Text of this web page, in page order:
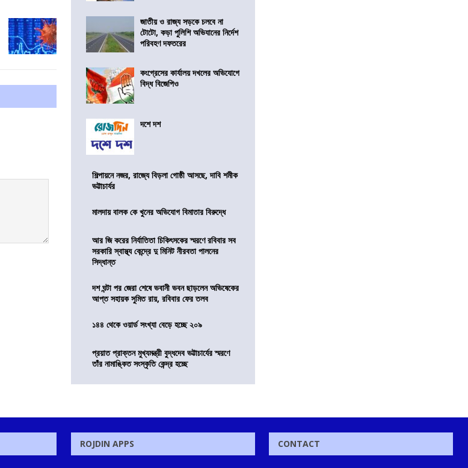
জাতীয় ও রাজ্য সড়কে চলবে না
টোটো, কড়া পুলিশি অভিযানের নির্দেশ
পরিবহণ দফতরের
কংগ্রেসের কার্যালয় দখলের অভিযোগে
বিদ্ধ বিজেপিও
দশে দশ
শিল্পায়নে নজর, রাজ্যে বিড়লা গোষ্ঠী আসছে, দাবি শমীক
ভট্টাচার্যর
মালদায় বালক কে খুনের অভিযোগ বিমাতার বিরুদ্ধে
আর জি করের নির্যাতিতা চিকিৎসকের স্মরণে রবিবার সব
সরকারি স্বাস্থ্য কেন্দ্রে দু মিনিট নীরবতা পালনের
সিদ্ধান্ত
দশ ঘন্টা পর জেরা শেষে ভবানী ভবন ছাড়লেন অভিষেকের
আপ্ত সহায়ক সুমিত রায়, রবিবার ফের তলব
১৪৪ থেকে ওয়ার্ড সংখ্যা বেড়ে হচ্ছে ২০৯
প্রয়াত প্রাক্তন মুখ্যমন্ত্রী বুদ্ধদেব ভট্টাচার্যের স্মরণে
তাঁর নামাঙ্কিত সংস্কৃতি কেন্দ্র হচ্ছে
ROJDIN APPS CONTACT